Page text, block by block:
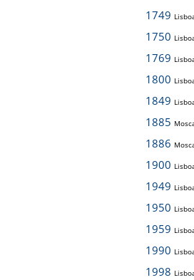
1749
1750
1769
1800
1849
1885
1886
1900
1949
1950
1959
1990
1998